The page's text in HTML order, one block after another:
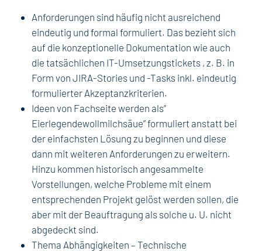
Anforderungen sind häufig nicht ausreichend
eindeutig und formal formuliert. Das bezieht sich
auf die konzeptionelle Dokumentation wie auch
die tatsächlichen IT-Umsetzungstickets , z. B. in
Form von JIRA-Stories und -Tasks inkl. eindeutig
formulierter Akzeptanzkriterien.
Ideen von Fachseite werden als”
Eierlegendewollmilchsäue” formuliert anstatt bei
der einfachsten Lösung zu beginnen und diese
dann mit weiteren Anforderungen zu erweitern.
Hinzu kommen historisch angesammelte
Vorstellungen, welche Probleme mit einem
entsprechenden Projekt gelöst werden sollen, die
aber mit der Beauftragung als solche u. U. nicht
abgedeckt sind.
Thema Abhängigkeiten – Technische